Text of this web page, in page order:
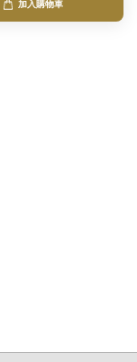
加入購物車